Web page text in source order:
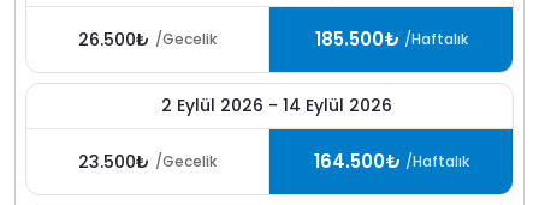
26.500₺ /Gecelik 185.500₺ /Haftalık
2 Eylül 2026 - 14 Eylül 2026
23.500₺ /Gecelik 164.500₺ /Haftalık